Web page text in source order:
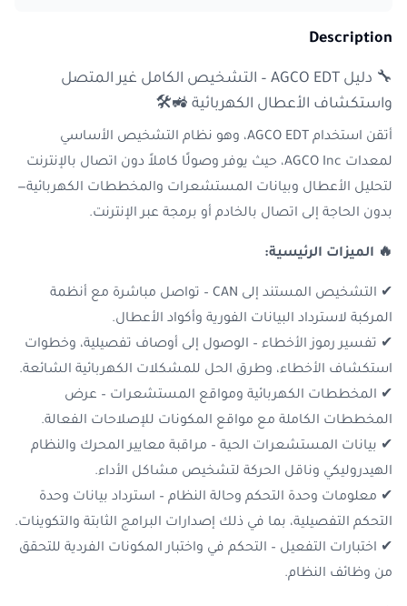
Description
🔧 دليل AGCO EDT – التشخيص الكامل غير المتصل
واستكشاف الأعطال الكهربائية 🚜🛠
أتقن استخدام AGCO EDT، وهو نظام التشخيص الأساسي
لمعدات AGCO Inc، حيث يوفر وصولًا كاملاً دون اتصال بالإنترنت
لتحليل الأعطال وبيانات المستشعرات والمخططات الكهربائية—
بدون الحاجة إلى اتصال بالخادم أو برمجة عبر الإنترنت.
🔥 الميزات الرئيسية:
✔ التشخيص المستند إلى CAN – تواصل مباشرة مع أنظمة
المركبة لاسترداد البيانات الفورية وأكواد الأعطال.
✔ تفسير رموز الأخطاء – الوصول إلى أوصاف تفصيلية، وخطوات
استكشاف الأخطاء، وطرق الحل للمشكلات الكهربائية الشائعة.
✔ المخططات الكهربائية ومواقع المستشعرات – عرض
المخططات الكاملة مع مواقع المكونات للإصلاحات الفعالة.
✔ بيانات المستشعرات الحية – مراقبة معايير المحرك والنظام
الهيدروليكي وناقل الحركة لتشخيص مشاكل الأداء.
✔ معلومات وحدة التحكم وحالة النظام – استرداد بيانات وحدة
التحكم التفصيلية، بما في ذلك إصدارات البرامج الثابتة والتكوينات.
✔ اختبارات التفعيل – التحكم في واختبار المكونات الفردية للتحقق
من وظائف النظام.